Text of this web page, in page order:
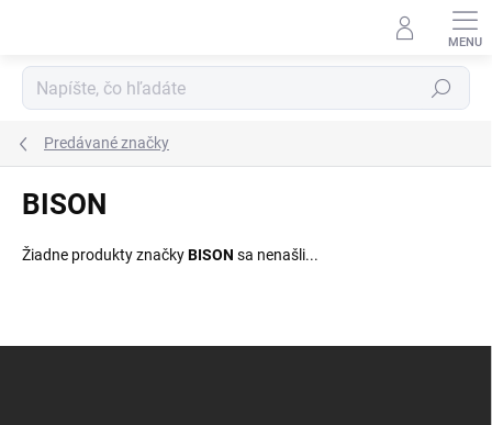
Hľadať
Predávané značky
BISON
Žiadne produkty značkyBISON sa nenašli...